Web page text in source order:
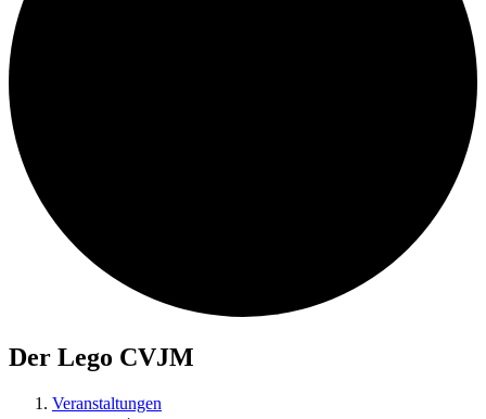
Der Lego CVJM
Veranstaltungen